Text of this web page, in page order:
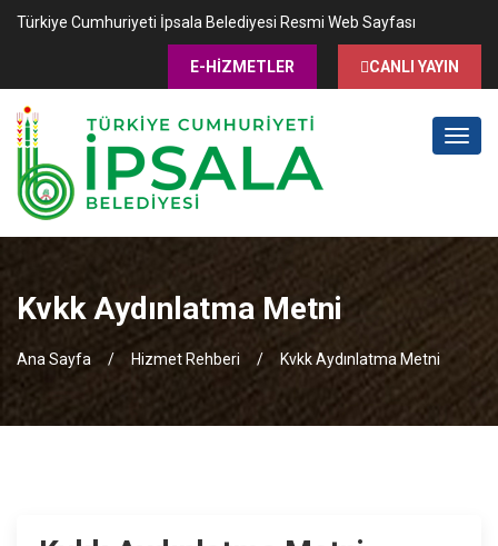
Türkiye Cumhuriyeti İpsala Belediyesi Resmi Web Sayfası
CANLI YAYIN
E-HİZMETLER
MENÜ
Kvkk Aydınlatma Metni
Ana Sayfa Hizmet Rehberi Kvkk Aydınlatma Metni